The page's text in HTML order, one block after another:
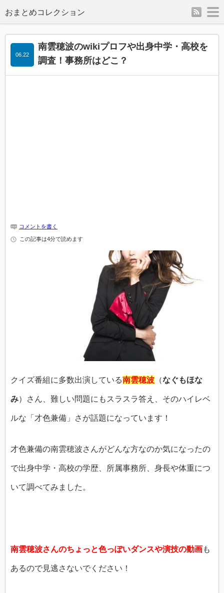
rss
南雲穂波のwikiプロフや出身中学・高校を
調査！事務所はどこ？
06.22
コメントを書く
この記事は4分で読めます
クイズ番組に多数出演している南雲穂波 （なぐもほな
み）さん、難しい問題にもスラスラ答え、そのハイレベ
ルな「才色兼備」さが話題になっています！
才色兼備の南雲穂波さんがどんな方なのか気になったの
で出身中学・高校の学歴、所属事務所、身長や体重につ
いて調べてみました。
南雲穂波さんのちょっと色っぽいダンスや演技の動画も
あるので見逃さないでください！